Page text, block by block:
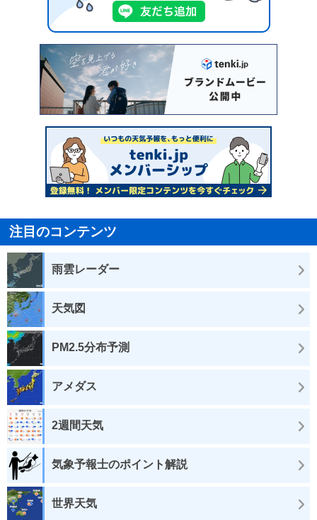
注目のコンテンツ
雨雲レーダー
天気図
PM2.5分布予測
アメダス
2週間天気
気象予報士のポイント解説
世界天気